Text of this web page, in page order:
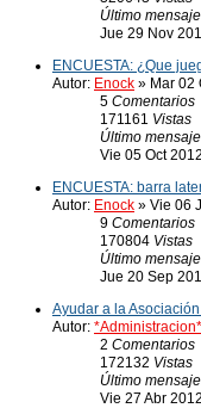
Último mensaje
Jue 29 Nov
ENCUESTA: ¿Que
Autor: Enock » Mar 02
5 Comentarios
171161 Vistas
Último mensaje
Vie 05 Oct
ENCUESTA: barra
Autor: Enock » Vie 06
9 Comentarios
170804 Vistas
Último mensaje
Jue 20 Sep
Ayudar a la Asociación
Autor: *Administracion*
2 Comentarios
172132 Vistas
Último mensaje
Vie 27 Abr